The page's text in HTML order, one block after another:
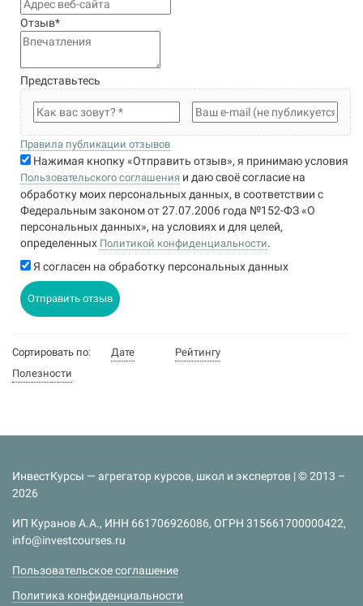
Отзыв*
Представьтесь
Правила публикации отзывов
Нажимая кнопку «Отправить отзыв», я принимаю условия
Пользовательского соглашения и даю своё согласие на
обработку моих персональных данных, в соответствии с
Федеральным законом от 27.07.2006 года №152-ФЗ «О
персональных данных», на условиях и для целей,
определенных Политикой конфиденциальности.
Я согласен на обработку персональных данных
Отправить отзыв
Сортировать по: Дате
Рейтингу
Полезности
ИнвестКурсы — агрегатор курсов, школ и экспертов | © 2013 –
2026
ИП Куранов А.А., ИНН 661706926086, ОГРН 315661700000422,
info@investcourses.ru
Пользовательское соглашение
Политика конфиденциальности